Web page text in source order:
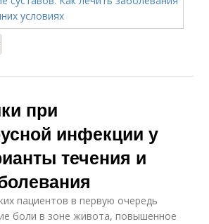
при
инфекции у
течения и
пациентов в первую очередь
боли в зоне живота, повышенное